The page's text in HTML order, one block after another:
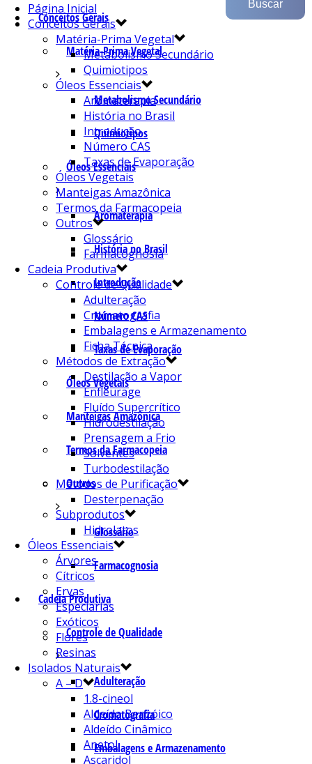
Conceitos Gerais
Matéria-Prima Vegetal
Metabolismo Secundário
Quimiotipos
Óleos Essenciais
Aromaterapia
História no Brasil
Introdução
Número CAS
Taxas de Evaporação
Óleos Vegetais
Manteigas Amazônica
Termos da Farmacopeia
Outros
Glossário
Farmacognosia
Cadeia Produtiva
Controle de Qualidade
Adulteração
Cromatografia
Embalagens e Armazenamento
Página Inicial
Conceitos Gerais
Matéria-Prima Vegetal
Metabolismo Secundário
Quimiotipos
Óleos Essenciais
Aromaterapia
História no Brasil
Introdução
Número CAS
Taxas de Evaporação
Óleos Vegetais
Manteigas Amazônica
Termos da Farmacopeia
Outros
Glossário
Farmacognosia
Cadeia Produtiva
Controle de Qualidade
Adulteração
Cromatografia
Embalagens e Armazenamento
Ficha Técnica
Métodos de Extração
Destilação a Vapor
Enfleurage
Fluído Supercrítico
Hidrodestilação
Prensagem a Frio
Solventes
Turbodestilação
Métodos de Purificação
Desterpenação
Subprodutos
Hidrolatos
Óleos Essenciais
Árvores
Cítricos
Ervas
Especiarias
Exóticos
Flores
Resinas
Isolados Naturais
A – D
1.8-cineol
Aldeído Benzóico
Aldeído Cinâmico
Anetol
Ascaridol